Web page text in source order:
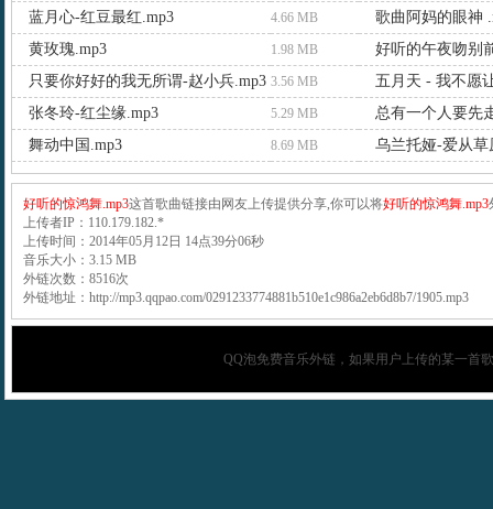
蓝月心-红豆最红.mp3
4.66 MB
歌曲阿妈的眼神
黄玫瑰.mp3
1.98 MB
好听的午夜吻别
只要你好好的我无所谓-赵小兵.mp3 3.56 MB
五月天 - 我不愿
张冬玲-红尘缘.mp3
5.29 MB
总有一个人要先
舞动中国.mp3
8.69 MB 乌兰托娅-爱从草
好听的惊鸿舞.mp3这首歌曲链接由网友上传提供分享,你可以将好听的惊鸿舞.mp3
上传者IP：110.179.182.*
上传时间：2014年05月12日 14点39分06秒
音乐大小：3.15 MB
外链次数：8516次
外链地址：http://mp3.qqpao.com/0291233774881b510e1c986a2eb6d8b7/1905.mp3
QQ泡免费音乐外链，如果用户上传的某一首